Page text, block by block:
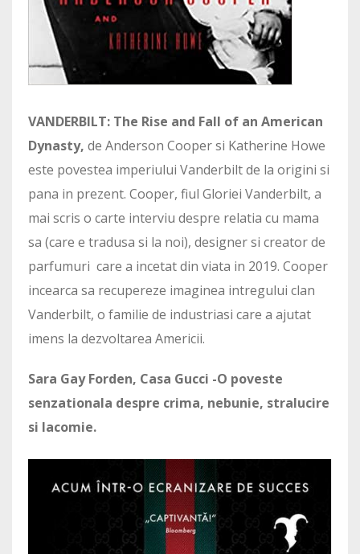
VANDERBILT: The Rise and Fall of an American
Dynasty, de Anderson Cooper si Katherine Howe
este povestea imperiului Vanderbilt de la origini si
pana in prezent. Cooper, fiul Gloriei Vanderbilt, a
mai scris o carte interviu despre relatia cu mama
sa (care e tradusa si la noi), designer si creator de
parfumuri care a incetat din viata in 2019. Cooper
incearca sa recupereze imaginea intregului clan
Vanderbilt, o familie de industriasi care a ajutat
imens la dezvoltarea Americii.
Sara Gay Forden, Casa Gucci -O poveste
senzationala despre crima, nebunie, stralucire
si lacomie.